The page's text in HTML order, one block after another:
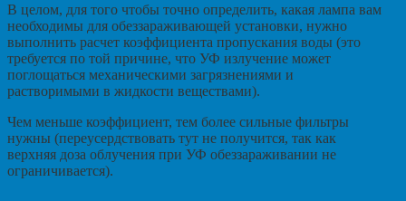
В целом, для того чтобы точно определить, какая лампа вам
необходимы для обеззараживающей установки, нужно
выполнить расчет коэффициента пропускания воды (это
требуется по той причине, что УФ излучение может
поглощаться механическими загрязнениями и
растворимыми в жидкости веществами).
Чем меньше коэффициент, тем более сильные фильтры
нужны (переусердствовать тут не получится, так как
верхняя доза облучения при УФ обеззараживании не
ограничивается).